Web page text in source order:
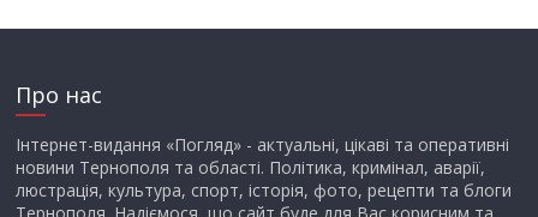
Про нас
Інтернет-видання «Погляд» - актуальні, цікаві та оперативні
новини Тернополя та області. Політика, кримінал, аварії,
люстрація, культура, спорт, історія, фото, рецепти та блоги
Тернополя. Надіємося, що сайт буде для Вас корисним та